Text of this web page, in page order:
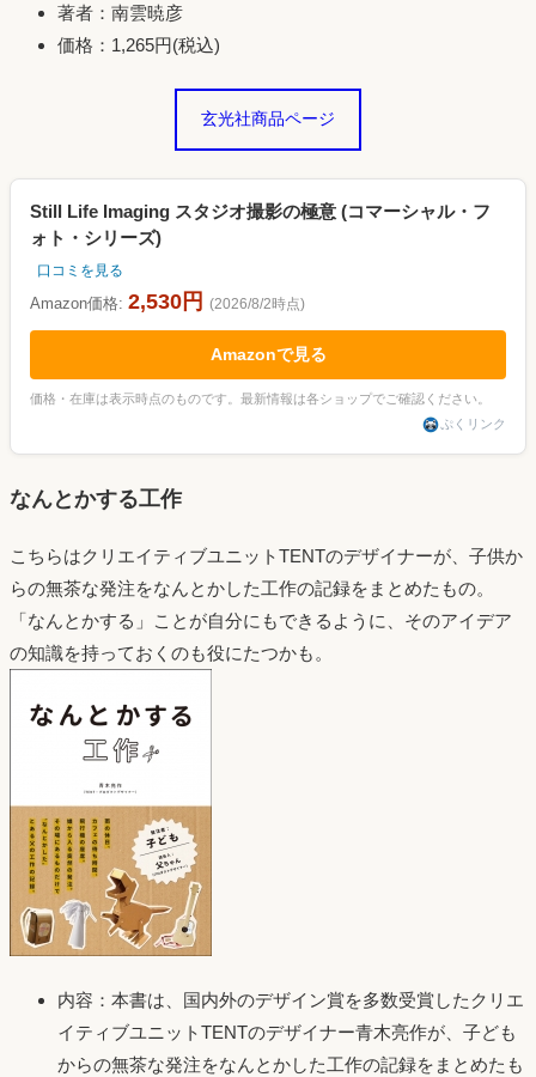
著者：南雲暁彦
価格：1,265円(税込)
玄光社商品ページ
Still Life Imaging スタジオ撮影の極意 (コマーシャル・フ
ォト・シリーズ)
口コミを見る
Amazon価格: 2,530円 (2026/8/2時点)
Amazonで見る
価格・在庫は表示時点のものです。最新情報は各ショップでご確認ください。
ぷくリンク
なんとかする工作
こちらはクリエイティブユニットTENTのデザイナーが、子供か
らの無茶な発注をなんとかした工作の記録をまとめたもの。
「なんとかする」ことが自分にもできるように、そのアイデア
の知識を持っておくのも役にたつかも。
内容：本書は、国内外のデザイン賞を多数受賞したクリエ
イティブユニットTENTのデザイナー青木亮作が、子ども
からの無茶な発注をなんとかした工作の記録をまとめたも